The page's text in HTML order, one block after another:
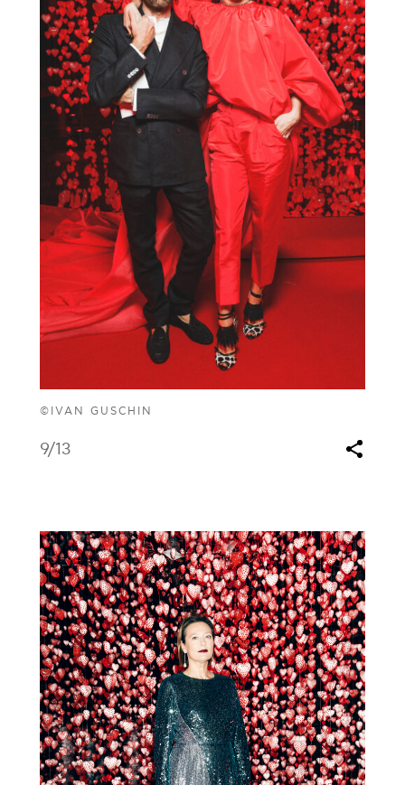
©IVAN GUSCHIN
9/13